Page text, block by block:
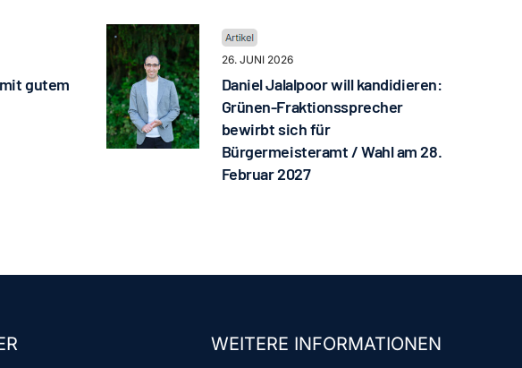
gutem
26. JUNI 2026
Daniel Jalalpoor will kandidieren:
Grünen-Fraktionssprecher
bewirbt sich für
Bürgermeisteramt / Wahl am 28.
Februar 2027
WEITERE INFORMATIONEN